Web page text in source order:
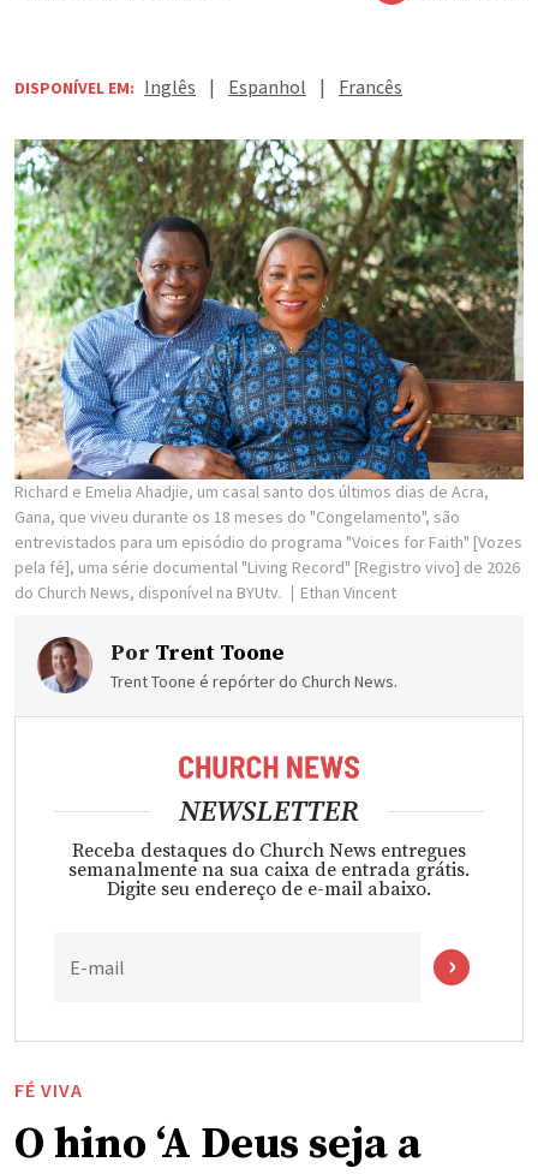
DISPONÍVEL EM: Inglês | Espanhol | Francês
Richard e Emelia Ahadjie, um casal santo dos últimos dias de Acra,
Gana, que viveu durante os 18 meses do "Congelamento", são
entrevistados para um episódio do programa "Voices for Faith" [Vozes
pela fé], uma série documental "Living Record" [Registro vivo] de 2026
do Church News, disponível na BYUtv.
Ethan Vincent
Por Trent Toone
Trent Toone é repórter do Church News.
NEWSLETTER
Receba destaques do Church News entregues
semanalmente na sua caixa de entrada grátis.
Digite seu endereço de e-mail abaixo.
E-mail
FÉ VIVA
O hino ‘A Deus seja a